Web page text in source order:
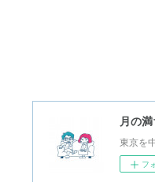
月の
東京を
フ